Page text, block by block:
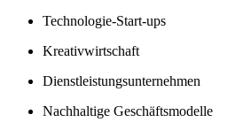
Technologie-Start-ups
Kreativwirtschaft
Dienstleistungsunternehmen
Nachhaltige Geschäftsmodelle